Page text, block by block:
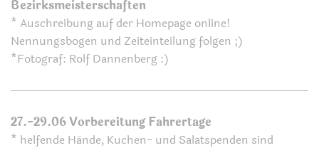
Bezirksmeisterschaften
* Auschreibung auf der Homepage online!
Nennungsbogen und Zeiteinteilung folgen ;)
*Fotograf: Rolf Dannenberg :)
27.-29.06 Vorbereitung Fahrertage
* helfende Hände, Kuchen- und Salatspenden sind